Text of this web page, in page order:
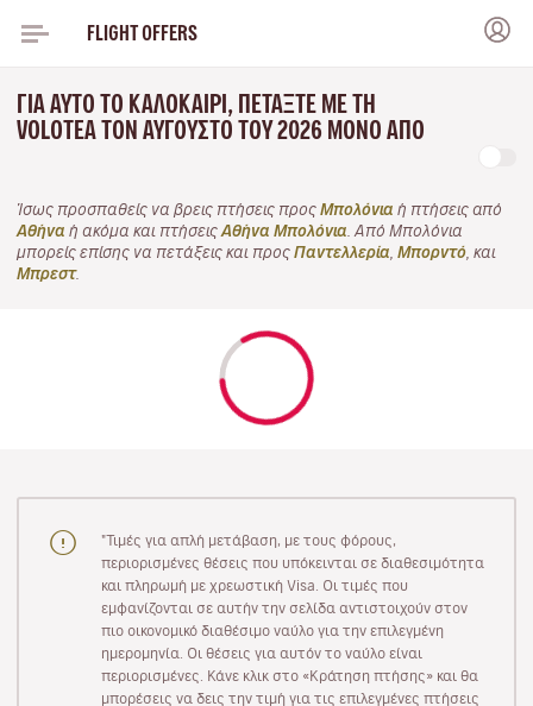
FLIGHT OFFERS
ΓΙΑ ΑΥΤΌ ΤΟ ΚΑΛΟΚΑΊΡΙ, ΠΕΤΆΞΤΕ ΜΕ ΤΗ
VOLOTEA ΤΟΝ ΑΎΓΟΥΣΤΟ ΤΟΥ 2026 ΜΌΝΟ ΑΠΌ
Ίσως προσπαθείς να βρεις πτήσεις προς Μπολόνια ή πτήσεις από
Αθήνα ή ακόμα και πτήσεις Αθήνα Μπολόνια . Από Μπολόνια
μπορείς επίσης να πετάξεις και προς Παντελλερία Μπορντό , και
Μπρεστ.
"Τιμές για απλή μετάβαση, με τους φόρους,
περιορισμένες θέσεις που υπόκεινται σε διαθεσιμότητα
και πληρωμή με χρεωστική Visa. Οι τιμές που
εμφανίζονται σε αυτήν την σελίδα αντιστοιχούν στον
πιο οικονομικό διαθέσιμο ναύλο για την επιλεγμένη
ημερομηνία. Οι θέσεις για αυτόν το ναύλο είναι
περιορισμένες. Κάνε κλικ στο «Κράτηση πτήσης» και θα
μπορέσεις να δεις την τιμή για τις επιλεγμένες πτήσεις